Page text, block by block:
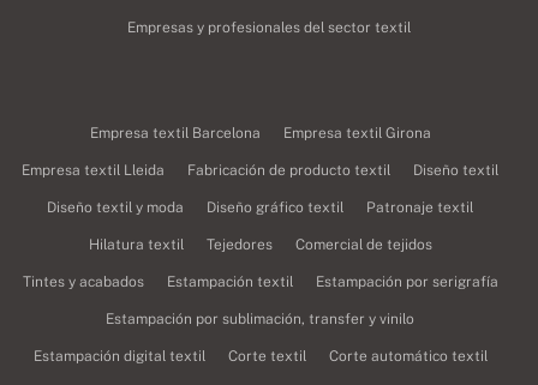
Empresas y profesionales del sector textil
Empresa textil Barcelona Empresa textil Girona
Empresa textil Lleida Fabricación de producto textil Diseño textil
Diseño textil y moda Diseño gráfico textil Patronaje textil
Hilatura textil Tejedores Comercial de tejidos
Tintes y acabados Estampación textil Estampación por serigrafía
Estampación por sublimación, transfer y vinilo
Estampación digital textil Corte textil Corte automático textil